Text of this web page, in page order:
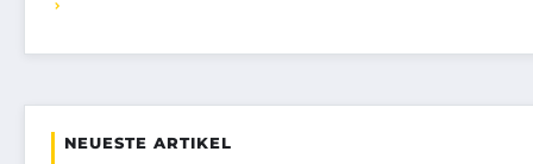
NEUESTE ARTIKEL